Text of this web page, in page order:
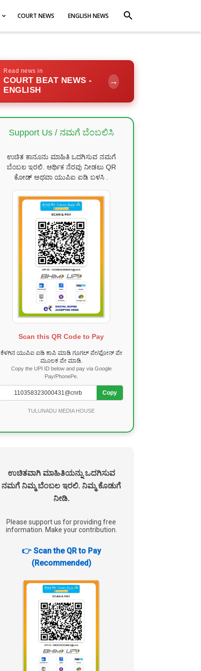
COURT NEWS ENGLISH NEWS search
Read news in
COURT BEAT NEWS -
ENGLISH
→
Support Us / ನಮಗೆ ಬೆಂಬಲಿಸಿ
ಉಚಿತ ಕಾನೂನು ಮಾಹಿತಿ ಒದಗಿಸುವ ನಮಗೆ
ಬೆಂಬಲ ಇರಲಿ. ಆರ್ಥಿಕ ನೆರವು ನೀಡಲು QR
ಕೋಡ್ ಅಥವಾ ಯುಪಿಐ ಐಡಿ ಬಳಸಿ .
Scan this QR Code to Pay
ಕೆಳಗಿನ ಯುಪಿಐ ಐಡಿ ಕಾಪಿ ಮಾಡಿ ಗೂಗಲ್ ಪೇ/ಫೋನ್ ಪೇ
ಮೂಲಕ ಪೇ ಮಾಡಿ.
Copy the UPI ID below and pay via Google
Pay/PhonePe.
Copy
TULUNADU MEDIA HOUSE
ಉಚಿತವಾಗಿ ಮಾಹಿತಿಯನ್ನು ಒದಗಿಸುವ
ನಮಗೆ ನಿಮ್ಮ ಬೆಂಬಲ ಇರಲಿ. ನಿಮ್ಮ ಕೊಡುಗೆ
ನೀಡಿ.
Please support us for providing free
information. Make your contribution.
👉 Scan the QR to Pay
(Recommended)